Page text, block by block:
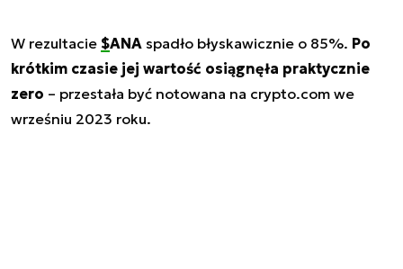
W rezultacie $ANA spadło błyskawicznie o 85%. Po
krótkim czasie jej wartość osiągnęła praktycznie
zero – przestała być notowana na crypto.com we
wrześniu 2023 roku.